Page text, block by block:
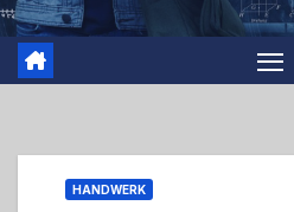
HANDWERK